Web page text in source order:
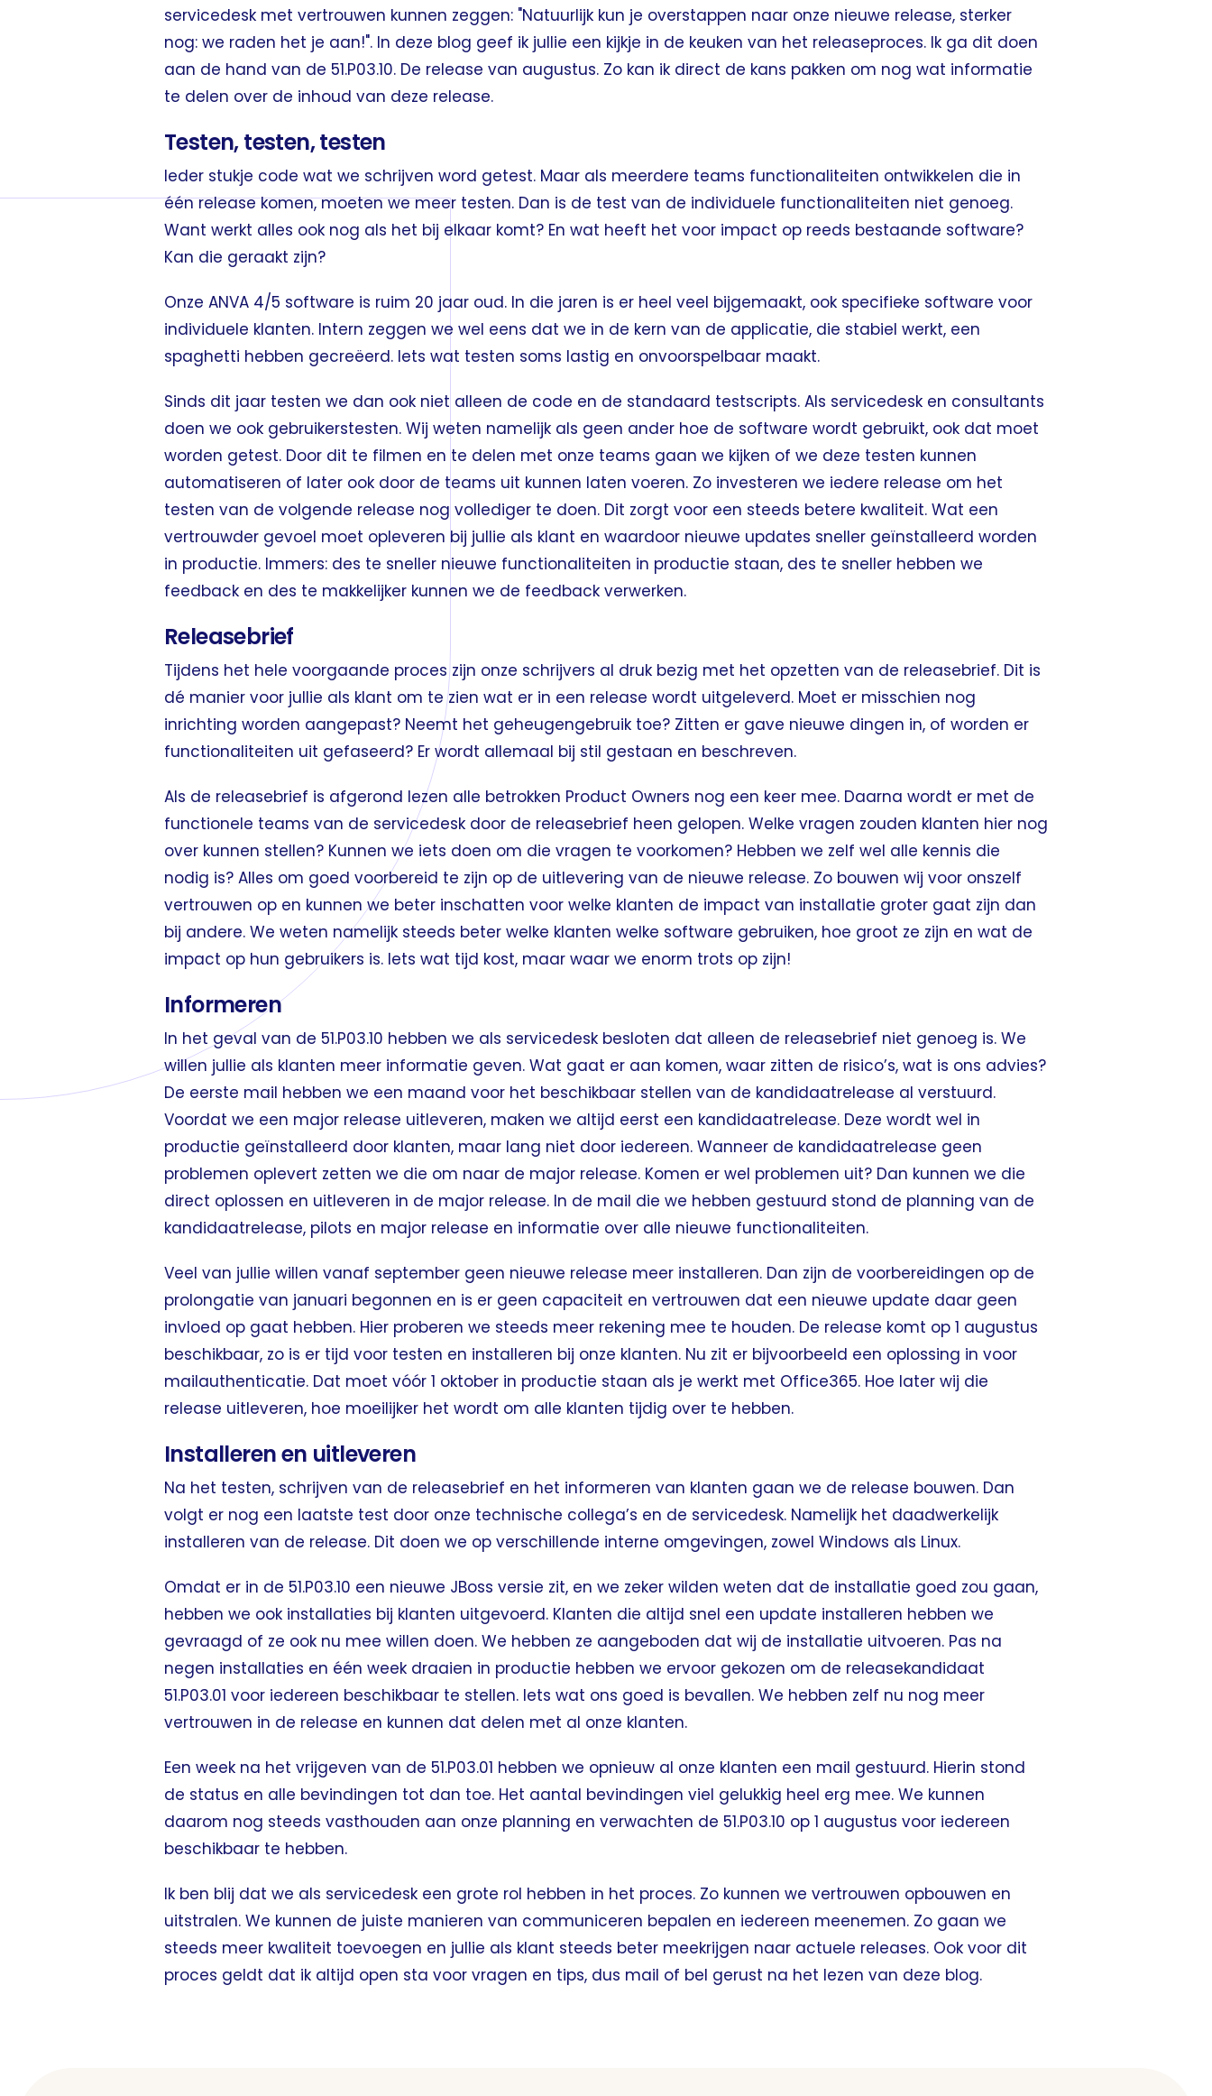
servicedesk met vertrouwen kunnen zeggen: "Natuurlijk kun je overstappen naar onze nieuwe release, sterker
nog: we raden het je aan!". In deze blog geef ik jullie een kijkje in de keuken van het releaseproces. Ik ga dit doen
aan de hand van de 51.P03.10. De release van augustus. Zo kan ik direct de kans pakken om nog wat informatie
te delen over de inhoud van deze release.
Testen, testen, testen
Ieder stukje code wat we schrijven word getest. Maar als meerdere teams functionaliteiten ontwikkelen die in
één release komen, moeten we meer testen. Dan is de test van de individuele functionaliteiten niet genoeg.
Want werkt alles ook nog als het bij elkaar komt? En wat heeft het voor impact op reeds bestaande software?
Kan die geraakt zijn?
Onze ANVA 4/5 software is ruim 20 jaar oud. In die jaren is er heel veel bijgemaakt, ook specifieke software voor
individuele klanten. Intern zeggen we wel eens dat we in de kern van de applicatie, die stabiel werkt, een
spaghetti hebben gecreëerd. Iets wat testen soms lastig en onvoorspelbaar maakt.
Sinds dit jaar testen we dan ook niet alleen de code en de standaard testscripts. Als servicedesk en consultants
doen we ook gebruikerstesten. Wij weten namelijk als geen ander hoe de software wordt gebruikt, ook dat moet
worden getest. Door dit te filmen en te delen met onze teams gaan we kijken of we deze testen kunnen
automatiseren of later ook door de teams uit kunnen laten voeren. Zo investeren we iedere release om het
testen van de volgende release nog vollediger te doen. Dit zorgt voor een steeds betere kwaliteit. Wat een
vertrouwder gevoel moet opleveren bij jullie als klant en waardoor nieuwe updates sneller geïnstalleerd worden
in productie. Immers: des te sneller nieuwe functionaliteiten in productie staan, des te sneller hebben we
feedback en des te makkelijker kunnen we de feedback verwerken.
Releasebrief
Tijdens het hele voorgaande proces zijn onze schrijvers al druk bezig met het opzetten van de releasebrief. Dit is
dé manier voor jullie als klant om te zien wat er in een release wordt uitgeleverd. Moet er misschien nog
inrichting worden aangepast? Neemt het geheugengebruik toe? Zitten er gave nieuwe dingen in, of worden er
functionaliteiten uit gefaseerd? Er wordt allemaal bij stil gestaan en beschreven.
Als de releasebrief is afgerond lezen alle betrokken Product Owners nog een keer mee. Daarna wordt er met de
functionele teams van de servicedesk door de releasebrief heen gelopen. Welke vragen zouden klanten hier nog
over kunnen stellen? Kunnen we iets doen om die vragen te voorkomen? Hebben we zelf wel alle kennis die
nodig is? Alles om goed voorbereid te zijn op de uitlevering van de nieuwe release. Zo bouwen wij voor onszelf
vertrouwen op en kunnen we beter inschatten voor welke klanten de impact van installatie groter gaat zijn dan
bij andere. We weten namelijk steeds beter welke klanten welke software gebruiken, hoe groot ze zijn en wat de
impact op hun gebruikers is. Iets wat tijd kost, maar waar we enorm trots op zijn!
Informeren
In het geval van de 51.P03.10 hebben we als servicedesk besloten dat alleen de releasebrief niet genoeg is. We
willen jullie als klanten meer informatie geven. Wat gaat er aan komen, waar zitten de risico’s, wat is ons advies?
De eerste mail hebben we een maand voor het beschikbaar stellen van de kandidaatrelease al verstuurd.
Voordat we een major release uitleveren, maken we altijd eerst een kandidaatrelease. Deze wordt wel in
productie geïnstalleerd door klanten, maar lang niet door iedereen. Wanneer de kandidaatrelease geen
problemen oplevert zetten we die om naar de major release. Komen er wel problemen uit? Dan kunnen we die
direct oplossen en uitleveren in de major release. In de mail die we hebben gestuurd stond de planning van de
kandidaatrelease, pilots en major release en informatie over alle nieuwe functionaliteiten.
Veel van jullie willen vanaf september geen nieuwe release meer installeren. Dan zijn de voorbereidingen op de
prolongatie van januari begonnen en is er geen capaciteit en vertrouwen dat een nieuwe update daar geen
invloed op gaat hebben. Hier proberen we steeds meer rekening mee te houden. De release komt op 1 augustus
beschikbaar, zo is er tijd voor testen en installeren bij onze klanten. Nu zit er bijvoorbeeld een oplossing in voor
mailauthenticatie. Dat moet vóór 1 oktober in productie staan als je werkt met Office365. Hoe later wij die
release uitleveren, hoe moeilijker het wordt om alle klanten tijdig over te hebben.
Installeren en uitleveren
Na het testen, schrijven van de releasebrief en het informeren van klanten gaan we de release bouwen. Dan
volgt er nog een laatste test door onze technische collega’s en de servicedesk. Namelijk het daadwerkelijk
installeren van de release. Dit doen we op verschillende interne omgevingen, zowel Windows als Linux.
Omdat er in de 51.P03.10 een nieuwe JBoss versie zit, en we zeker wilden weten dat de installatie goed zou gaan,
hebben we ook installaties bij klanten uitgevoerd. Klanten die altijd snel een update installeren hebben we
gevraagd of ze ook nu mee willen doen. We hebben ze aangeboden dat wij de installatie uitvoeren. Pas na
negen installaties en één week draaien in productie hebben we ervoor gekozen om de releasekandidaat
51.P03.01 voor iedereen beschikbaar te stellen. Iets wat ons goed is bevallen. We hebben zelf nu nog meer
vertrouwen in de release en kunnen dat delen met al onze klanten.
Een week na het vrijgeven van de 51.P03.01 hebben we opnieuw al onze klanten een mail gestuurd. Hierin stond
de status en alle bevindingen tot dan toe. Het aantal bevindingen viel gelukkig heel erg mee. We kunnen
daarom nog steeds vasthouden aan onze planning en verwachten de 51.P03.10 op 1 augustus voor iedereen
beschikbaar te hebben.
Ik ben blij dat we als servicedesk een grote rol hebben in het proces. Zo kunnen we vertrouwen opbouwen en
uitstralen. We kunnen de juiste manieren van communiceren bepalen en iedereen meenemen. Zo gaan we
steeds meer kwaliteit toevoegen en jullie als klant steeds beter meekrijgen naar actuele releases. Ook voor dit
proces geldt dat ik altijd open sta voor vragen en tips, dus mail of bel gerust na het lezen van deze blog.